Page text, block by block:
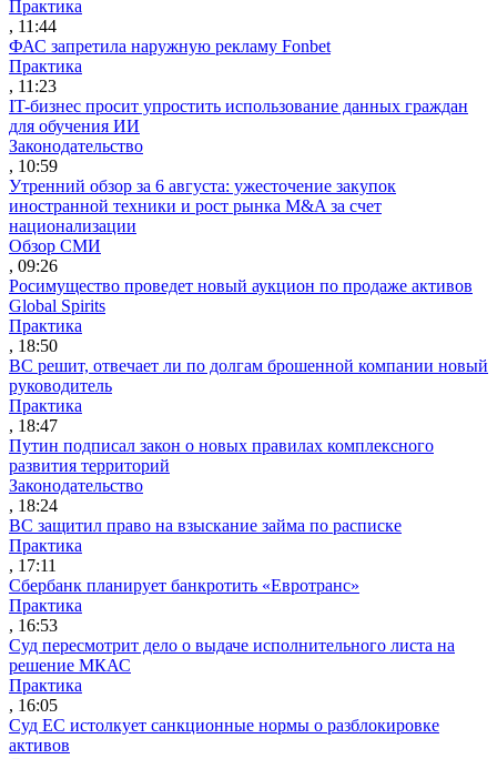
Практика
, 11:44
ФАС запретила наружную рекламу Fonbet
Практика
, 11:23
IT-бизнес просит упростить использование данных граждан
для обучения ИИ
Законодательство
, 10:59
Утренний обзор за 6 августа: ужесточение закупок
иностранной техники и рост рынка M&A за счет
национализации
Обзор СМИ
, 09:26
Росимущество проведет новый аукцион по продаже активов
Global Spirits
Практика
, 18:50
ВС решит, отвечает ли по долгам брошенной компании новый
руководитель
Практика
, 18:47
Путин подписал закон о новых правилах комплексного
развития территорий
Законодательство
, 18:24
ВС защитил право на взыскание займа по расписке
Практика
, 17:11
Сбербанк планирует банкротить «Евротранс»
Практика
, 16:53
Суд пересмотрит дело о выдаче исполнительного листа на
решение МКАС
Практика
, 16:05
Суд ЕС истолкует санкционные нормы о разблокировке
активов